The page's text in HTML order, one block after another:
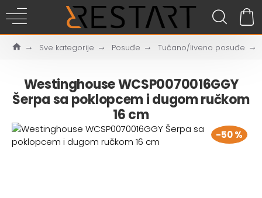
Sve kategorije Posuđe Tučano/liveno posuđe
Westinghouse WCSP0070016GGY
Šerpa sa poklopcem i dugom ručkom
16 cm
-50 %